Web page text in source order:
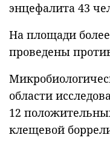
энцефалита 43
На площади более
проведены
области
12
клещевой